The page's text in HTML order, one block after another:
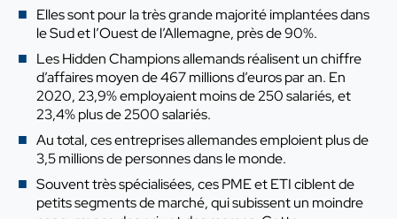
Elles sont pour la très grande majorité implantées dans
le Sud et l’Ouest de l’Allemagne, près de 90%.
Les Hidden Champions allemands réalisent un chiffre
d’affaires moyen de 467 millions d’euros par an. En
2020, 23,9% employaient moins de 250 salariés, et
23,4% plus de 2500 salariés.
Au total, ces entreprises allemandes emploient plus de
3,5 millions de personnes dans le monde.
Souvent très spécialisées, ces PME et ETI ciblent de
petits segments de marché, qui subissent un moindre